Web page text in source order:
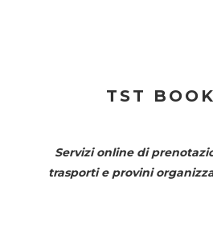
TST
Servizi online di
trasporti e provini